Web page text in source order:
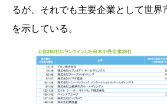
るが、それでも主要企業として世界
を示している。